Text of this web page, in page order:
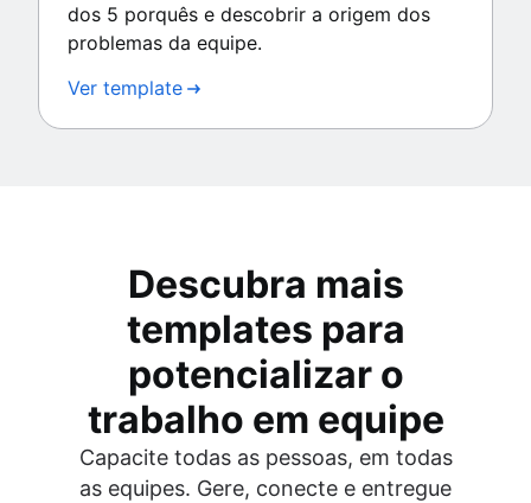
dos 5 porquês e descobrir a origem dos
problemas da equipe.
Ver template
Descubra mais
templates para
potencializar o
trabalho em equipe
Capacite todas as pessoas, em todas
as equipes. Gere, conecte e entregue